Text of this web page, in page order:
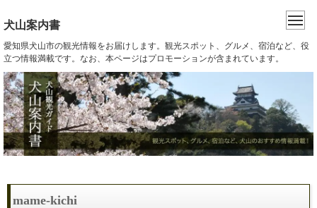
犬山案内書
愛知県犬山市の観光情報をお届けします。観光スポット、グルメ、宿泊など、役
立つ情報満載です。なお、本ページはプロモーションが含まれています。
mame-kichi